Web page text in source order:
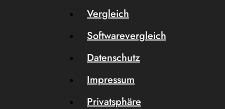
Vergleich
Softwarevergleich
Datenschutz
Impressum
Privatsphäre